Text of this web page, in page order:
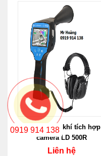
Máy dò rò rỉ khí tích hợp
camera LD 500R
Liên hệ
0919 914 138